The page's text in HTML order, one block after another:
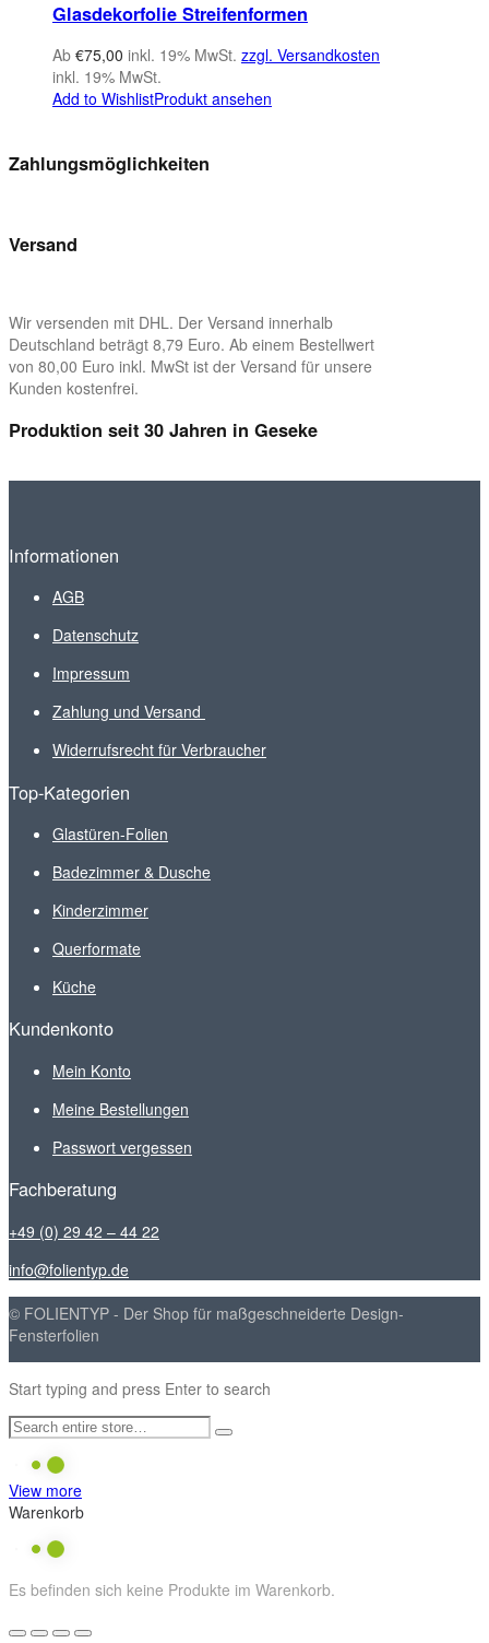
Glasdekorfolie Streifenformen
Ab €75,00 inkl. 19% MwSt. zzgl. Versandkosten
inkl. 19% MwSt.
Add to WishlistProdukt ansehen
Zahlungsmöglichkeiten
Versand
Wir versenden mit DHL. Der Versand innerhalb
Deutschland beträgt 8,79 Euro. Ab einem Bestellwert
von 80,00 Euro inkl. MwSt ist der Versand für unsere
Kunden kostenfrei.
Produktion seit 30 Jahren in Geseke
Informationen
AGB
Datenschutz
Impressum
Zahlung und Versand
Widerrufsrecht für Verbraucher
Top-Kategorien
Glastüren-Folien
Badezimmer & Dusche
Kinderzimmer
Querformate
Küche
Kundenkonto
Mein Konto
Meine Bestellungen
Passwort vergessen
Fachberatung
+49 (0) 29 42 – 44 22
info@folientyp.de
© FOLIENTYP - Der Shop für maßgeschneiderte Design-
Fensterfolien
Start typing and press Enter to search
View more
Warenkorb
Es befinden sich keine Produkte im Warenkorb.